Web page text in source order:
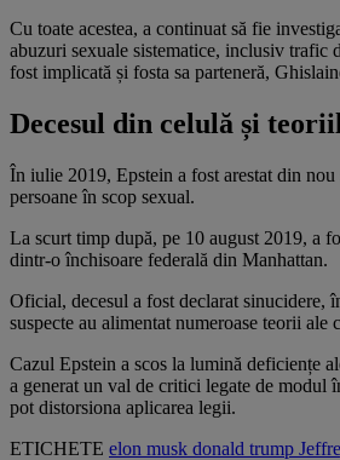
Cu toate acestea, a continuat să fie
abuzuri sexuale sistematice, inclusiv trafic
fost implicată și fosta sa parteneră,
Decesul din celulă și
În iulie 2019, Epstein a fost arestat din
persoane în scop sexual.
La scurt timp după, pe 10 august 2019, a
dintr-o închisoare federală din Manhattan.
Oficial, decesul a fost declarat sinucidere,
suspecte au alimentat numeroase teorii ale
Cazul Epstein a scos la lumină deficiențe
a generat un val de critici legate de modul
pot distorsiona aplicarea legii.
ETICHETE elon musk donald trump